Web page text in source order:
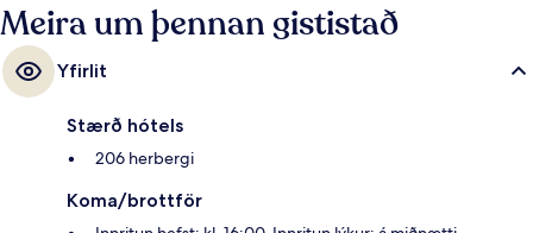
Meira um þennan gististað
Yfirlit
Stærð hótels
206 herbergi
Koma/brottför